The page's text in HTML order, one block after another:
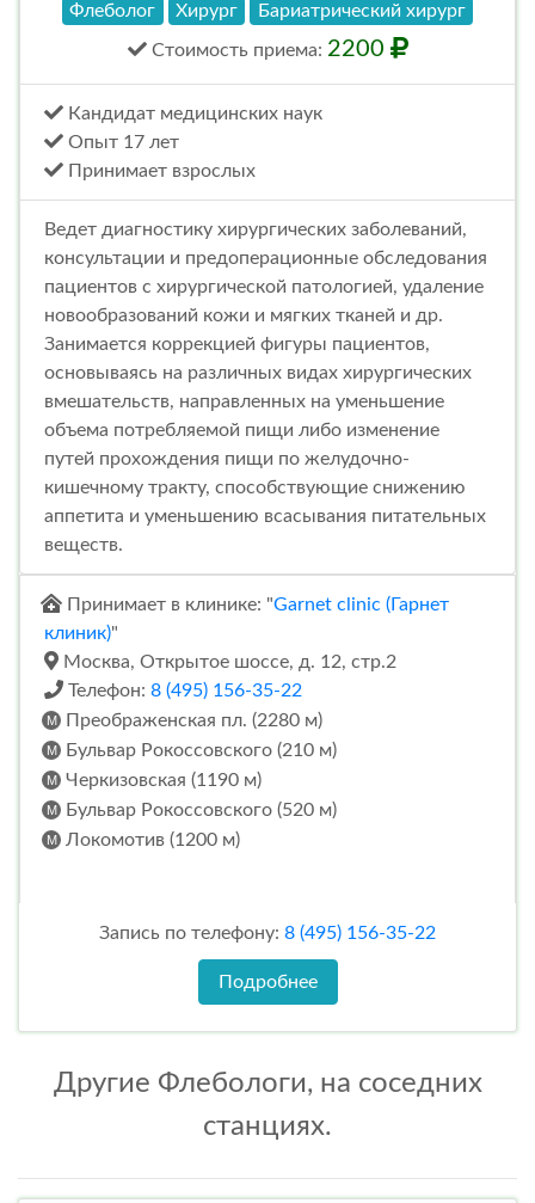
Флеболог Хирург Бариатрический хирург
Стоимость приема: 2200
Кандидат медицинских наук
Опыт 17 лет
Принимает взрослых
Ведет диагностику хирургических заболеваний,
консультации и предоперационные обследования
пациентов с хирургической патологией, удаление
новообразований кожи и мягких тканей и др.
Занимается коррекцией фигуры пациентов,
основываясь на различных видах хирургических
вмешательств, направленных на уменьшение
объема потребляемой пищи либо изменение
путей прохождения пищи по желудочно-
кишечному тракту, способствующие снижению
аппетита и уменьшению всасывания питательных
веществ.
Принимает в клинике: "Garnet clinic (Гарнет
клиник)"
Москва, Открытое шоссе, д. 12, стр.2
Телефон: 8 (495) 156-35-22
Преображенская пл. (2280 м)
Бульвар Рокоссовского (210 м)
Черкизовская (1190 м)
Бульвар Рокоссовского (520 м)
Локомотив (1200 м)
Запись по телефону: 8 (495) 156-35-22
Подробнее
Другие Флебологи, на соседних
станциях.